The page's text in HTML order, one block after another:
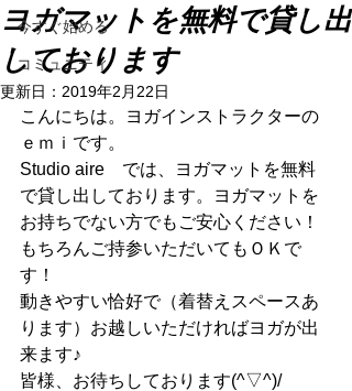
今すぐ始める
コミュニティ
ヨガマットを無料で貸し出
しております
更新日： 2019年2月22日
こんにちは。ヨガインストラクターの
ｅｍｉです。
Studio aire　では、ヨガマットを無料
で貸し出しております。ヨガマットを
お持ちでない方でもご安心ください！
もちろんご持参いただいてもＯＫで
す！
動きやすい恰好で（着替えスペースあ
ります）お越しいただければヨガが出
来ます♪
皆様、お待ちしております(^▽^)/